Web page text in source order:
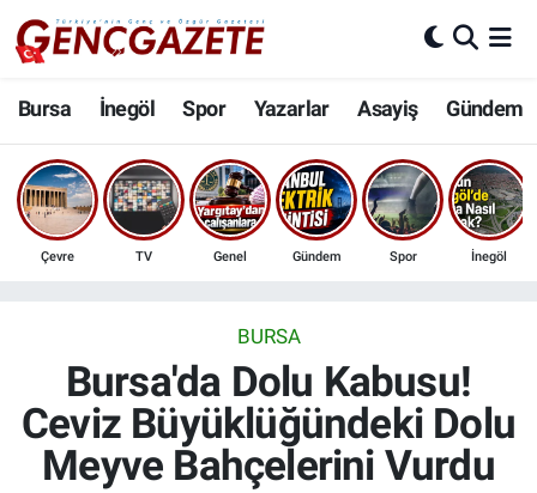
Bursa İnegöl Spor Yazarlar Asayiş Gündem
Çevre TV Genel Gündem Spor İnegöl
BURSA
Bursa'da Dolu Kabusu!
Ceviz Büyüklüğündeki Dolu
Meyve Bahçelerini Vurdu
Bursa
İnegöl
3.SAYFA
Ekonomi
Güncel
Nöbetçi Eczaneler
Hava Durumu
Trafik Durumu
Son Dakika Haberleri
Haber Arşivi